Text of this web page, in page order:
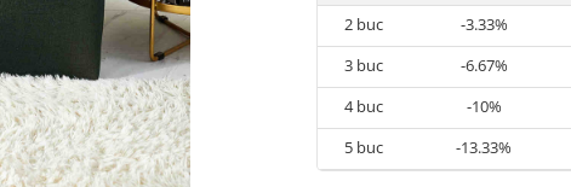
2buc
-3.33%
3buc
-6.67%
4buc
-10%
5buc -13.33%